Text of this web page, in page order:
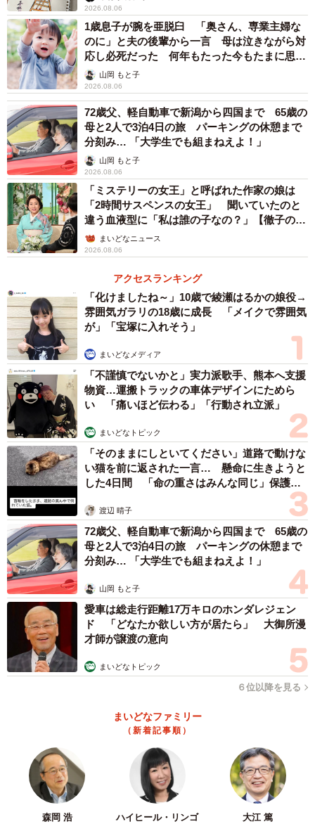
2026.08.06
1歳息子が腕を亜脱臼 「奥さん、専業主婦な
のに」と夫の後輩から一言 母は泣きながら対
応し必死だった 何年もたった今もたまに思い
出し…山岡 もと子
2026.08.06
72歳父、軽自動車で新潟から四国まで 65歳の
母と2人で3泊4日の旅 パーキングの休憩まで
分刻み… 「大学生でも組まねえよ！」
山岡 もと子
2026.08.06
「ミステリーの女王」と呼ばれた作家の娘は
「2時間サスペンスの女王」 聞いていたのと
違う血液型に「私は誰の子なの？」【徹子の部
屋】まいどなニュース
2026.08.06
アクセスランキング
「化けましたね～」10歳で綾瀬はるかの娘役→
雰囲気ガラリの18歳に成長 「メイクで雰囲気
が」「宝塚に入れそう」
まいどなメディア
「不謹慎でないかと」実力派歌手、熊本へ支援
物資…運搬トラックの車体デザインにためら
い 「痛いほど伝わる」「行動され立派」
まいどなトピック
「そのままにしといてください」道路で動けな
い猫を前に返された一言… 懸命に生きようと
した4日間 「命の重さはみんな同じ」保護団
渡辺 晴子
72歳父、軽自動車で新潟から四国まで 65歳の
母と2人で3泊4日の旅 パーキングの休憩まで
分刻み… 「大学生でも組まねえよ！」
山岡 もと子
愛車は総走行距離17万キロのホンダレジェン
ド 「どなたか欲しい方が居たら」 大御所漫
才師が譲渡の意向
まいどなトピック
６位以降を見る
まいどなファミリー
（新着記事順）
森岡 浩 ハイヒール・リンゴ 大江 篤